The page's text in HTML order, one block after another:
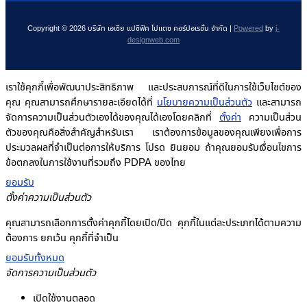
Copyright © 2026 บริษัท เอเซีย แปซิฟิค โปแตซ คอร์ปอเรชั่น จำกัด | Poweredbyi-
designweb.com
เราใช้คุกกี้เพื่อพัฒนาประสิทธิภาพ และประสบการณ์ที่ดีในการใช้เว็บไซต์ของ
คุณ คุณสามารถศึกษารายละเอียดได้ที่ นโยบายความเป็นส่วนตัว และสามารถ
จัดการความเป็นส่วนตัวเองได้ของคุณได้เองโดยคลิกที่ ตั้งค่า ความเป็นส่วน
ตัวของคุณคือสิ่งสำคัญสำหรับเรา เราต้องการข้อมูลของคุณเพียงเพื่อการ
ประมวลผลที่จำเป็นต่อการให้บริการ โปรด ยินยอม ถ้าคุณยอมรับเงื่อนไขการ
ข้อตกลงในการใช้งานที่รวมถึง PDPA ของไทย
ยอมรับ
ตั้งค่าความเป็นส่วนตัว
คุณสามารถเลือกการตั้งค่าคุกกี้โดยเปิด/ปิด คุกกี้ในแต่ละประเภทได้ตามความ
ต้องการ ยกเว้น คุกกี้ที่จำเป็น
ยอมรับทั้งหมด
จัดการความเป็นส่วนตัว
เปิดใช้งานตลอด